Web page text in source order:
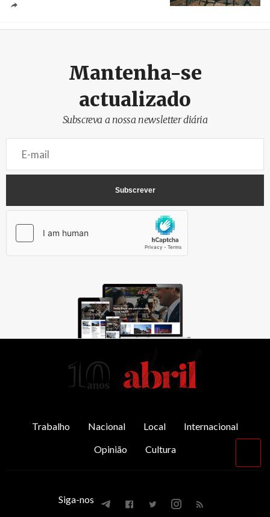
Mantenha-se
actualizado
Subscreva a nossa newsletter diária
Trabalho Nacional Local
Internacional
Opinião
Cultura
Siga-nos